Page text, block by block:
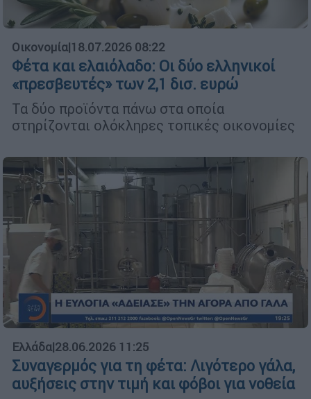
Οικονομία|18.07.2026 08:22
Φέτα και ελαιόλαδο: Οι δύο ελληνικοί
«πρεσβευτές» των 2,1 δισ. ευρώ
Τα δύο προϊόντα πάνω στα οποία
στηρίζονται ολόκληρες τοπικές οικονομίες
Ελλάδα|28.06.2026 11:25
Συναγερμός για τη φέτα: Λιγότερο γάλα,
αυξήσεις στην τιμή και φόβοι για νοθεία